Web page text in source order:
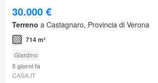
30.000 €
Terreno a Castagnaro, Provincia di Verona
714 m²
Giardino
5 giorni fa
CASA.IT